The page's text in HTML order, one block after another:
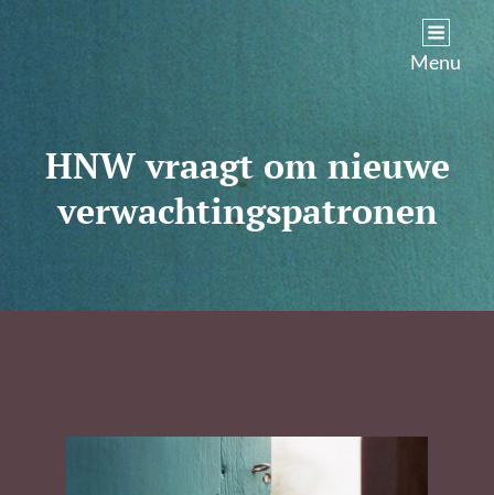
Menu
HNW vraagt om nieuwe
verwachtingspatronen